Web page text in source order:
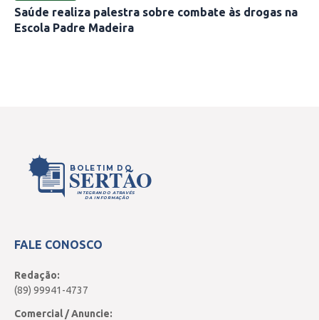
Saúde realiza palestra sobre combate às drogas na
Escola Padre Madeira
BOLETIM DO
SERTÃO
INTEGRANDO ATRAVÉS
DA INFORMAÇÃO
FALE CONOSCO
Redação:
(89) 99941-4737
Comercial / Anuncie: